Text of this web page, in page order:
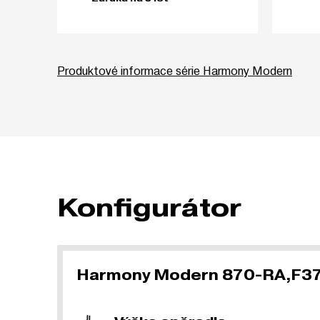
Produktové informace série Harmony Modern
Konfigurátor
Harmony Modern 870-